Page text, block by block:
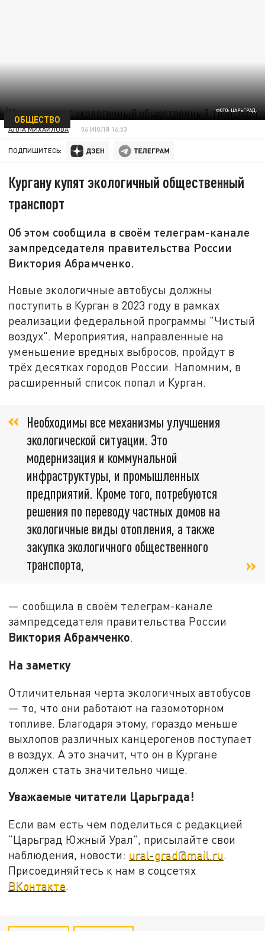
ФОТО: ЦАРЬГРАД.
ОБЩЕСТВО
АЛЛА МИХАЙЛОВА 06 ИЮЛЯ 16:53
ПОДПИШИТЕСЬ:
Кургану купят экологичный общественный
транспорт
Об этом сообщила в своём телеграм-канале
зампредседателя правительства России
Виктория Абрамченко.
Новые экологичные автобусы должны
поступить в Курган в 2023 году в рамках
реализации федеральной программы "Чистый
воздух". Мероприятия, направленные на
уменьшение вредных выбросов, пройдут в
трёх десятках городов России. Напомним, в
расширенный список попал и Курган.
Необходимы все механизмы улучшения
экологической ситуации. Это
модернизация и коммунальной
инфраструктуры, и промышленных
предприятий. Кроме того, потребуются
решения по переводу частных домов на
экологичные виды отопления, а также
закупка экологичного общественного
транспорта,
— сообщила в своём телеграм-канале
зампредседателя правительства России
Виктория Абрамченко.
На заметку
Отличительная черта экологичных автобусов
— то, что они работают на газомоторном
топливе. Благодаря этому, гораздо меньше
выхлопов различных канцерогенов поступает
в воздух. А это значит, что он в Кургане
должен стать значительно чище.
Уважаемые читатели Царьграда!
Если вам есть чем поделиться с редакцией
"Царьград Южный Урал", присылайте свои
наблюдения, новости: ural-grad@mail.ru.
Присоединяйтесь к нам в соцсетях
ВКонтакте.